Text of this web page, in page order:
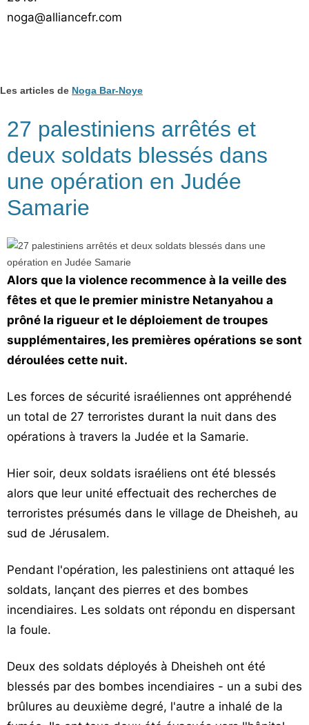
Vos
adresses
noga@alliancefr.com
Les articles de Noga Bar-Noye
27 palestiniens arrêtés et
deux soldats blessés dans
une opération en Judée
Samarie
Alors que la violence recommence à la veille des
fêtes et que le premier ministre Netanyahou a
prôné la rigueur et le déploiement de troupes
supplémentaires, les premières opérations se sont
déroulées cette nuit.
Les forces de sécurité israéliennes ont appréhendé
un total de 27 terroristes durant la nuit dans des
opérations à travers la Judée et la Samarie.
Hier soir, deux soldats israéliens ont été blessés
alors que leur unité effectuait des recherches de
terroristes présumés dans le village de Dheisheh, au
sud de Jérusalem.
Pendant l'opération, les palestiniens ont attaqué les
soldats, lançant des pierres et des bombes
incendiaires. Les soldats ont répondu en dispersant
la foule.
Deux des soldats déployés à Dheisheh ont été
blessés par des bombes incendiaires - un a subi des
brûlures au deuxième degré, l'autre a inhalé de la